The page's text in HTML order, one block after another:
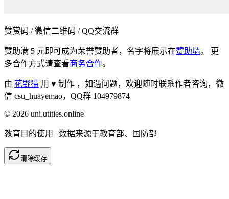
赞赏码 / 微信二维码 / QQ交流群
赞助满 5 元即可成为荣誉赞助者，名字将展示在赞助墙。 更
多合作方式请查看商务合作。
由 花野猫 用 ♥ 制作 ， 如遇问题，欢迎随时联系作者咨询，微
信 csu_huayemao，QQ群 104979874
© 2026 uni.utities.online
教育目的使用 | 数据来源于教育部、国防部
清除缓存